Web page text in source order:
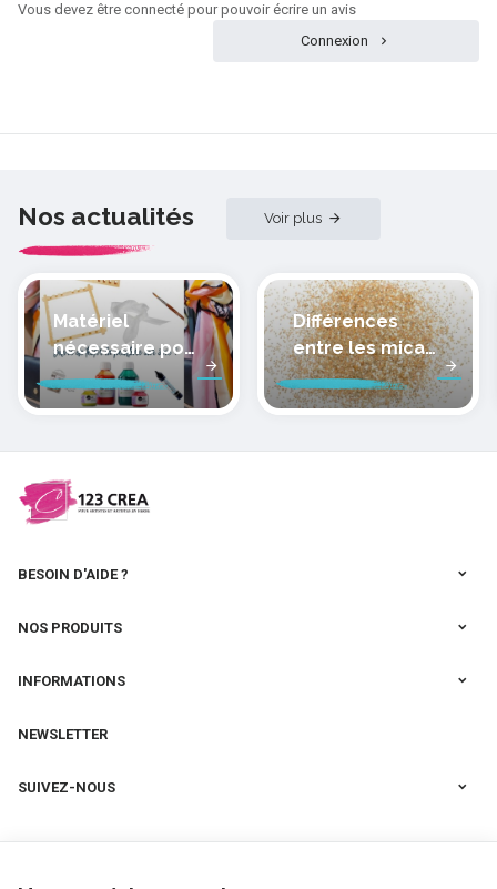
Vous devez être connecté pour pouvoir écrire un avis
Connexion
Nos actualités Voir plus
Matériel
nécessaire pour
peindre la soie
Différences
entre les micas
des pâtes
polymères
BESOIN D'AIDE ?
NOS PRODUITS
INFORMATIONS
NEWSLETTER
SUIVEZ-NOUS